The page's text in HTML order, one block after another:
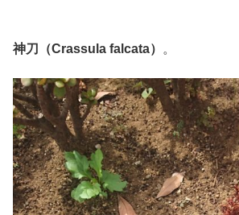
神刀（Crassula falcata） 。